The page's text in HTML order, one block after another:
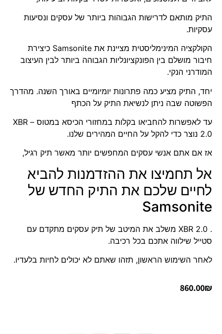
התיק מותאם לדרישות הגבוהות ביותר של עסקים ונסיעות
עסקיות.
הקולקציה המינימליסטית מציינת את Samsonite כיצירת
חיבור מושלם בין הפונקציונליות הגבוהה ביותר לבין העיצוב
המודרני הנקי.
יחד, התיק מציע כמה פתרונות יומיומיים באורך השנה. מהדרך
הפשוטה שבה ניתן לנשיאת התיק על הכתף
עד לאפשרות להחביאו בקלות במחזורי הכיסא במטוס – XBR
2.0 נוצר כדי להקל על החיים המהירים שלנו.
אז אם אתם אנשי עסקים המחפשים יותר מאשר תיק רגיל,
אל תחמיצו את ההזדמנות להביא
לחיים שלכם את התיק החדש של
Samsonite
. XBR 2.0 משלב את המיטב של תיק עסקים מתקדם עם
סטייל שילווה אתכם בכל רכיבה.
לאחר השימוש הראשון, תזהו שאתם לא יכולים לחיות בלעדיו.
860.00₪